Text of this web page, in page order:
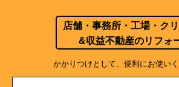
店舗・事務所・工場・ク
&収益不動産のリフォ
かかりつけとして、便利にお使い